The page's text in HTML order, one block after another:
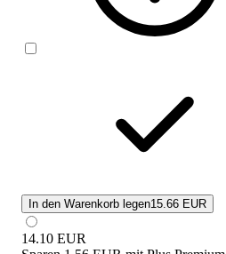
In den Warenkorb legen15.66 EUR
14.10 EUR